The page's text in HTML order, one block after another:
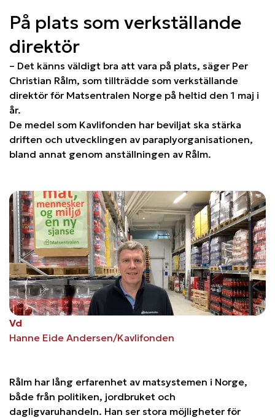
På plats som verkställande
direktör
– Det känns väldigt bra att vara på plats, säger Per
Christian Rålm, som tillträdde som verkställande
direktör för Matsentralen Norge på heltid den 1 maj i
år.
De medel som Kavlifonden har beviljat ska stärka
driften och utvecklingen av paraplyorganisationen,
bland annat genom anställningen av Rålm.
Vd
Hanne Eide Andersen/Kavlifonden
Rålm har lång erfarenhet av matsystemen i Norge,
både från politiken, jordbruket och
dagligvaruhandeln. Han ser stora möjligheter för